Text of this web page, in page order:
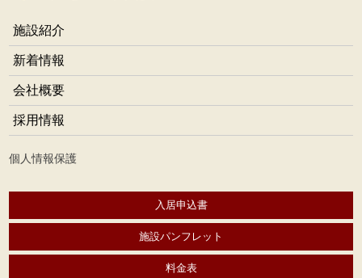
施設紹介
新着情報
会社概要
採用情報
個人情報保護
入居申込書
施設パンフレット
料金表